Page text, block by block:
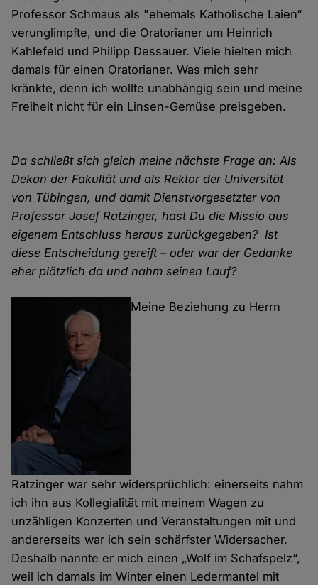
Professor Schmaus als "ehemals Katholische Laien“
verunglimpfte, und die Oratorianer um Heinrich
Kahlefeld und Philipp Dessauer. Viele hielten mich
damals für einen Oratorianer. Was mich sehr
kränkte, denn ich wollte unabhängig sein und meine
Freiheit nicht für ein Linsen-Gemüse preisgeben.
Da schließt sich gleich meine nächste Frage an: Als
Dekan der Fakultät und als Rektor der Universität
von Tübingen, und damit Dienstvorgesetzter von
Professor Josef Ratzinger, hast Du die Missio aus
eigenem Entschluss heraus zurückgegeben? Ist
diese Entscheidung gereift – oder war der Gedanke
eher plötzlich da und nahm seinen Lauf?
Meine Beziehung zu Herrn
Ratzinger war sehr widersprüchlich: einerseits nahm
ich ihn aus Kollegialität mit meinem Wagen zu
unzähligen Konzerten und Veranstaltungen mit und
andererseits war ich sein schärfster Widersacher.
Deshalb nannte er mich einen „Wolf im Schafspelz“,
weil ich damals im Winter einen Ledermantel mit